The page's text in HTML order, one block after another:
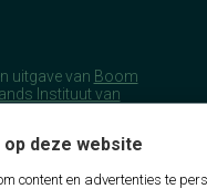
deze website
content en advertenties te
uitgave van Boom
Instituut van